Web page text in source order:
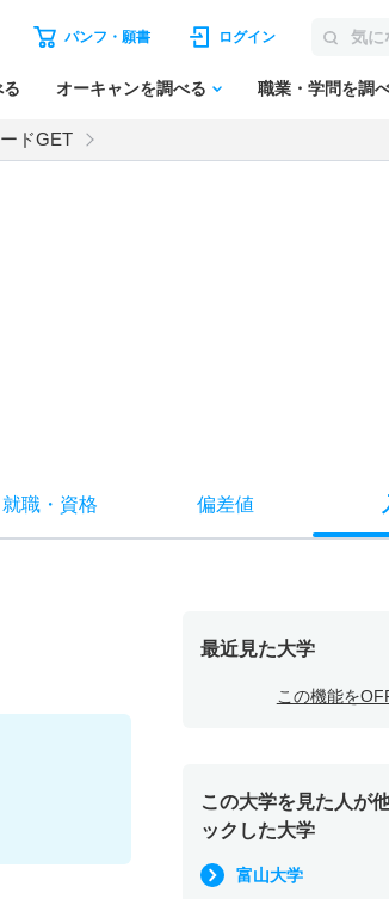
パンフ・願書 ログイン
オーキャンを調べる 職業・学問を調
ドGET
就職・ 資格 偏差値
最近見た大学
この機能を
この大学を見た人が
ックした大学
富山大学